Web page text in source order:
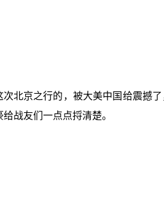
北京之行的，被大美中国给震撼
战友们一点点捋清楚。